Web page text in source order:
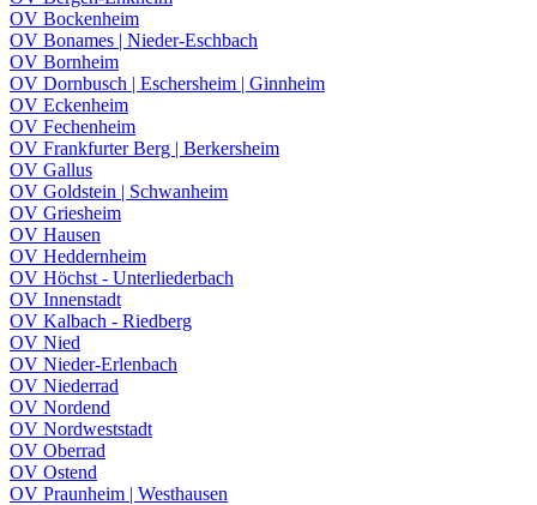
OV Bockenheim
OV Bonames | Nieder-Eschbach
OV Bornheim
OV Dornbusch | Eschersheim | Ginnheim
OV Eckenheim
OV Fechenheim
OV Frankfurter Berg | Berkersheim
OV Gallus
OV Goldstein | Schwanheim
OV Griesheim
OV Hausen
OV Heddernheim
OV Höchst - Unterliederbach
OV Innenstadt
OV Kalbach - Riedberg
OV Nied
OV Nieder-Erlenbach
OV Niederrad
OV Nordend
OV Nordweststadt
OV Oberrad
OV Ostend
OV Praunheim | Westhausen